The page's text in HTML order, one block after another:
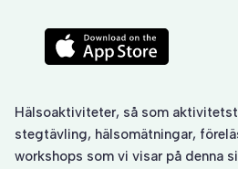
Hälsoaktiviteter, så som
stegtävling, hälsomätningar,
workshops som vi visar på denna